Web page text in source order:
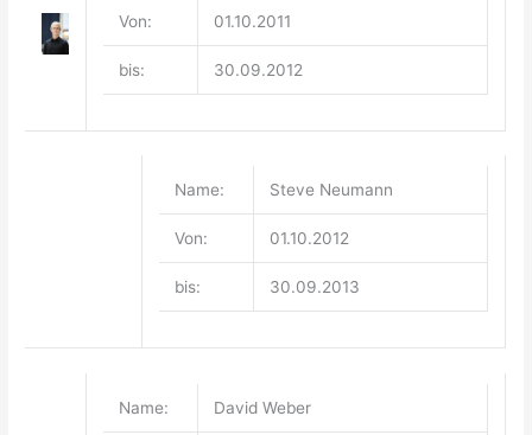
Von: 01.10.2011
bis: 30.09.2012
Name: Steve Neumann
Von: 01.10.2012
bis: 30.09.2013
Name: David Weber